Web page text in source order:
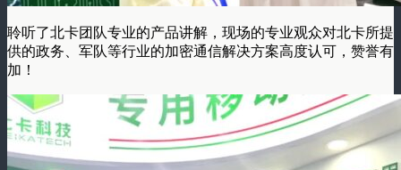
聆听了北卡团队专业的产品讲解，现场的专业观众对北卡所提
供的政务、军队等行业的加密通信解决方案高度认可，赞誉有
加！